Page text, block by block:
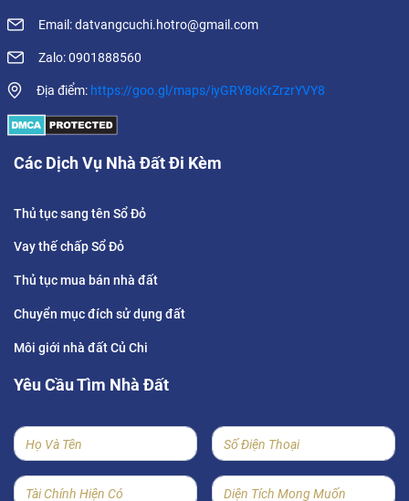
Email: datvangcuchi.hotro@gmail.com
Zalo: 0901888560
Địa điểm: https://goo.gl/maps/iyGRY8oKrZrzrYVY8
Các Dịch Vụ Nhà Đất Đi Kèm
Thủ tục sang tên Sổ Đỏ
Vay thế chấp Sổ Đỏ
Thủ tục mua bán nhà đất
Chuyển mục đích sử dụng đất
Môi giới nhà đất Củ Chi
Yêu Cầu Tìm Nhà Đất